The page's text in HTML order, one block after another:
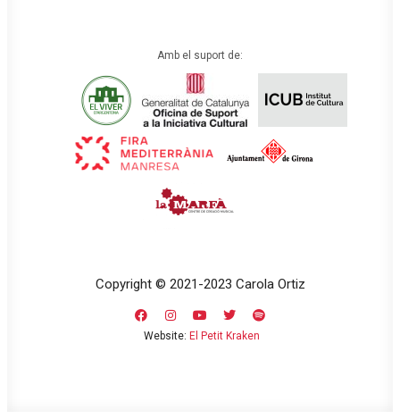
Amb el suport de:
Copyright © 2021-2023 Carola Ortiz
Website: El Petit Kraken